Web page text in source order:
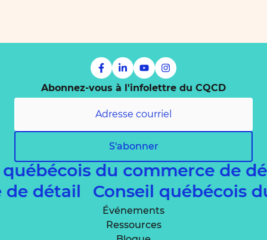
Abonnez-vous à l'infolettre du CQCD
S'abonner
québécois du commerce de
de détailConseil québécois
Événements
Ressources